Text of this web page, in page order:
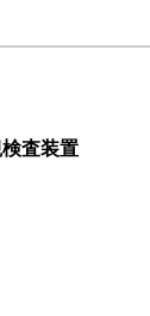
査装置